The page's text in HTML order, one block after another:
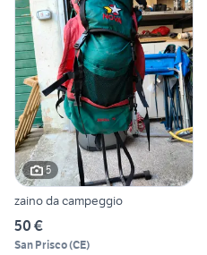
5
zaino da campeggio
50 €
San Prisco(CE)